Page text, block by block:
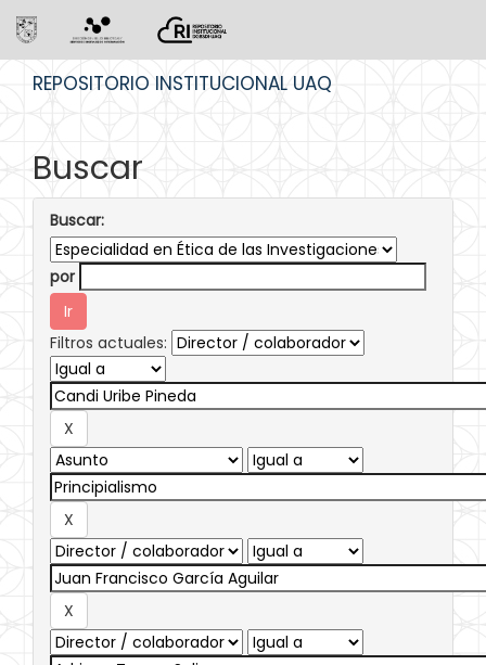
REPOSITORIO INSTITUCIONAL UAQ
Buscar
Buscar:
por
Filtros actuales: